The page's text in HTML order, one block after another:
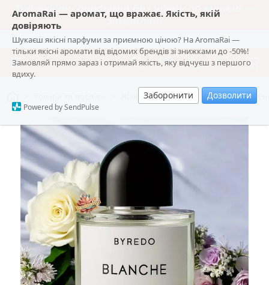
AromaRai — аромат, що вражає. Якість, якій
довіряють
Шукаєш якісні парфуми за приємною ціною? На AromaRai —
тільки якісні аромати від відомих брендів зі знижками до -50%!
Замовляй прямо зараз і отримай якість, яку відчуєш з першого
вдиху.
Заборонити Дозволити
Powered by SendPulse
Топ-якість парфумів без удару по кишені —
замовляй!
AromaRai
Жіноча парфумерія 💖 Стійка